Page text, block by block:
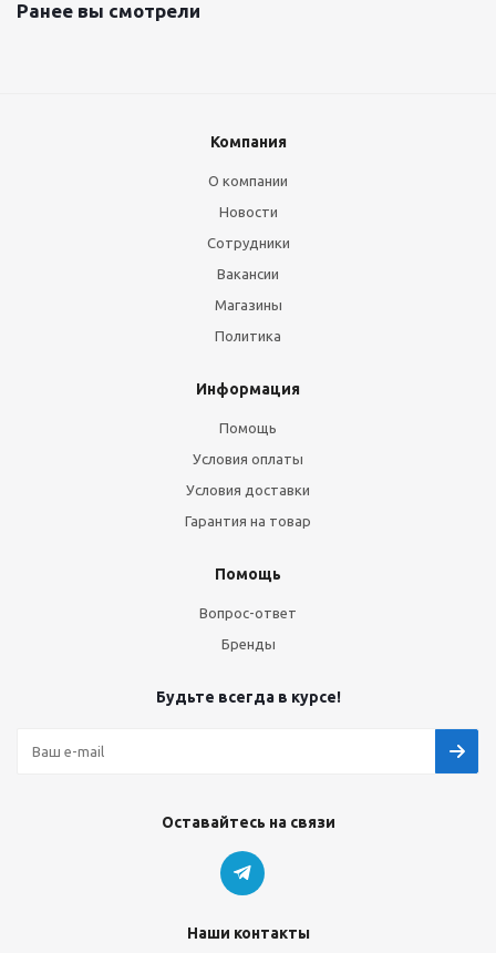
Ранее вы смотрели
Компания
О компании
Новости
Сотрудники
Вакансии
Магазины
Политика
Информация
Помощь
Условия оплаты
Условия доставки
Гарантия на товар
Помощь
Вопрос-ответ
Бренды
Будьте всегда в курсе!
Оставайтесь на связи
Наши контакты